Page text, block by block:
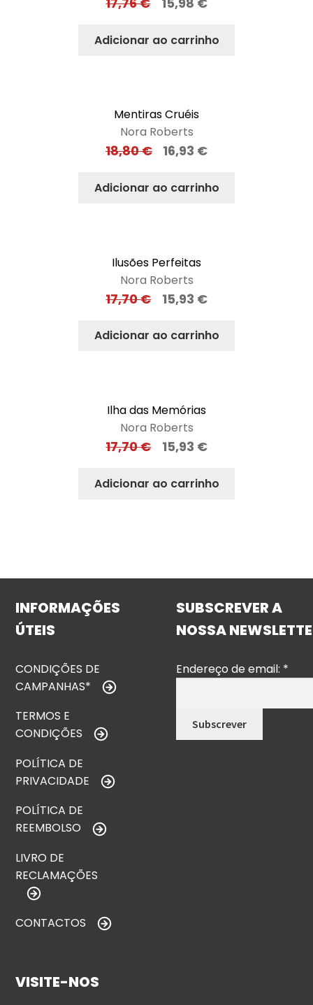
Adicionar ao carrinho
Mentiras Cruéis
Nora Roberts
18,80€ 16,93 €
Adicionar ao carrinho
Ilusões Perfeitas
Nora Roberts
17,70€ 15,93 €
Adicionar ao carrinho
Ilha das Memórias
Nora Roberts
17,70€ 15,93 €
Adicionar ao carrinho
INFORMAÇÕES
ÚTEIS
CONDIÇÕES DE
CAMPANHAS*
TERMOS E
CONDIÇÕES
POLÍTICA DE
PRIVACIDADE
POLÍTICA DE
REEMBOLSO
LIVRO DE
RECLAMAÇÕES
CONTACTOS
SUBSCREVER A
NOSSA
Endereço de email: *
VISITE-NOS